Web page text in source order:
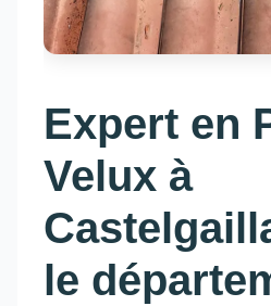
Expert en
Velux à
le